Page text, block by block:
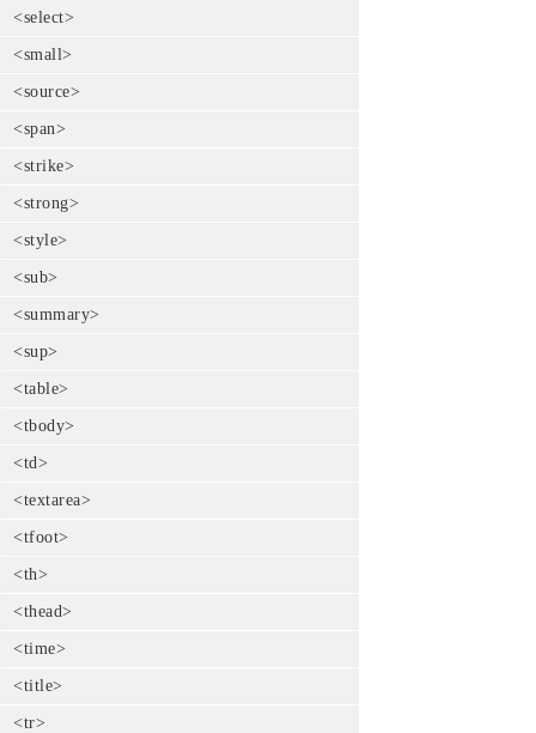
<select>
<small>
<source>
<span>
<strike>
<strong>
<style>
<sub>
<summary>
<sup>
<table>
<tbody>
<td>
<textarea>
<tfoot>
<th>
<thead>
<time>
<title>
<tr>